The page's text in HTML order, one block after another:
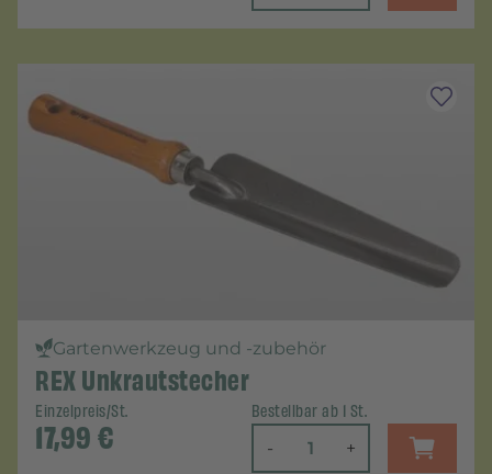
Gartenwerkzeug und -zubehör
REX Unkrautstecher
Einzelpreis/St.
17,99€
Bestellbar ab 1 St.
- +